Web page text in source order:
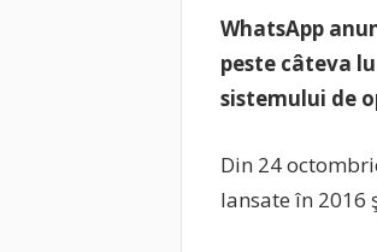
WhatsApp
peste câteva
sistemului de
Din 24
lansate în 2016